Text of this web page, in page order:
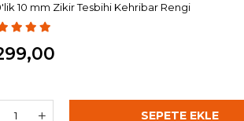
10 mm Zikir Tesbihi Kehribar Rengi